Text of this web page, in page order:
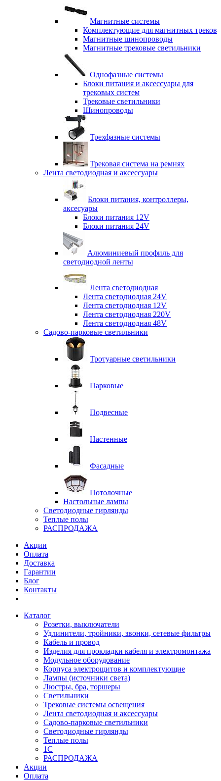
Магнитные системы
Комплектующие для магнитных треков
Магнитные шинопроводы
Магнитные трековые светильники
Однофазные системы
Блоки питания и аксессуары для
трековых систем
Трековые светильники
Шинопроводы
Трехфазные системы
Трековая система на ремнях
Лента светодиодная и аксессуары
Блоки питания, контроллеры,
аксесуары
Блоки питания 12V
Блоки питания 24V
Алюминиевый профиль для
светодиодной ленты
Лента светодиодная
Лента светодиодная 24V
Лента светодиодная 12V
Лента светодиодная 220V
Лента светодиодная 48V
Садово-парковые светильники
Тротуарные светильники
Парковые
Подвесные
Настенные
Фасадные
Потолочные
Настольные лампы
Светодиодные гирлянды
Теплые полы
РАСПРОДАЖА
Акции
Оплата
Доставка
Гарантии
Блог
Контакты
Каталог
Розетки, выключатели
Удлинители, тройники, звонки, сетевые фильтры
Кабель и провод
Изделия для прокладки кабеля и электромонтажа
Модульное оборудование
Корпуса электрощитов и комплектующие
Лампы (источники света)
Люстры, бра, торшеры
Светильники
Трековые системы освещения
Лента светодиодная и аксессуары
Садово-парковые светильники
Светодиодные гирлянды
Теплые полы
1С
РАСПРОДАЖА
Акции
Оплата